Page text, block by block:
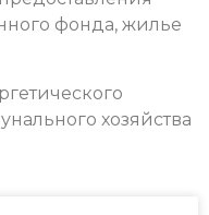
фонда, жилье
хозяйства